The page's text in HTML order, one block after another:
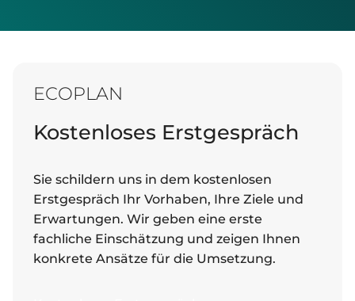
ECOPLAN
Kostenloses Erstgespräch
Sie schildern uns in dem kostenlosen
Erstgespräch Ihr Vorhaben, Ihre Ziele und
Erwartungen. Wir geben eine erste
fachliche Einschätzung und zeigen Ihnen
konkrete Ansätze für die Umsetzung.